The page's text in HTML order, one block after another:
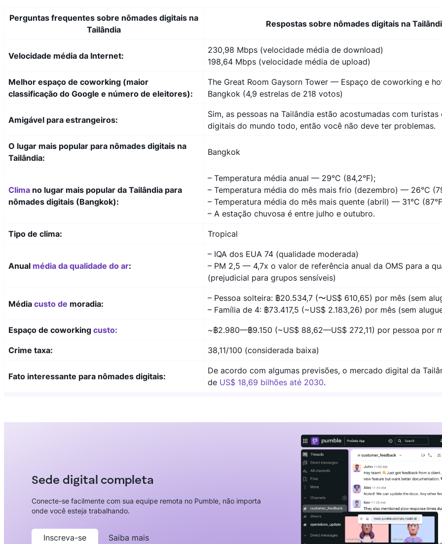
Perguntas frequentes sobre nômades digitais na
Tailândia
Respostas sobre nômades digitais na
Velocidade média da Internet:
230,98 Mbps (velocidade média de download)
198,64 Mbps (velocidade média de upload)
Melhor espaço de coworking (maior
classificação do Google e número de eleitores):
The Great Room Gaysorn Tower — Espaço de coworking e
Bangkok (4,9 estrelas de 218 votos)
Amigável para estrangeiros:
Sim, as pessoas na Tailândia estão acostumadas com turistas
digitais do mundo todo, então você não deve ter problemas.
O lugar mais popular para nômades digitais na
Tailândia:
Bangkok
Clima no lugar mais popular da Tailândia para
nômades digitais (Bangkok):
– Temperatura média anual — 29°C (84,2°F);
– Temperatura média do mês mais frio (dezembro) — 26°C
– Temperatura média do mês mais quente (abril) — 31°C
– A estação chuvosa é entre julho e outubro.
Tipo de clima: Tropical
Anual média da qualidade do ar:
– IQA dos EUA 74 (qualidade moderada)
– PM 2,5 — 4,7x o valor de referência anual da OMS para a
(prejudicial para grupos sensíveis)
Média custo de moradia:
– Pessoa solteira: ฿20.534,7 (〜US$ 610,65) por mês (sem
– Família de 4: ฿73.417,5 (~US$ 2.183,26) por mês (sem
Espaço de coworking custo: ~฿2.980—฿9.150 (~US$ 88,62—US$ 272,11) por pessoa por
Crime taxa: 38,11/100 (considerada baixa)
Fato interessante para nômades digitais:
De acordo com algumas previsões, o mercado digital da
de US$ 18,69 bilhões até 2030.
Sede digital completa
Conecte-se facilmente com sua equipe remota no Pumble, não importa
onde você esteja trabalhando.
Inscreva-se Saiba mais